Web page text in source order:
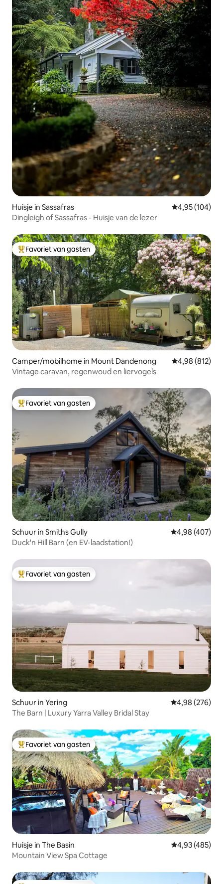
Huisje in Sassafras Gemiddelde
4,95 (104)
Dingleigh of Sassafras - Huisje van de lezer
Topfavoriet van gasten
Favoriet van gasten
Camper/mobilhome in Mount Dandenong Gemiddelde
4,98 (812)
Vintage caravan, regenwoud en liervogels
Topfavoriet van gasten
Favoriet van gasten
Schuur in Smiths Gully Gemiddelde
4,98 (407)
Duck'n Hill Barn (en EV-laadstation!)
Topfavoriet van gasten
Favoriet van gasten
Schuur in Yering Gemiddelde
4,98 (276)
The Barn | Luxury Yarra Valley Bridal Stay
Topfavoriet van gasten
Favoriet van gasten
Huisje in The Basin Gemiddelde
4,93 (485)
Mountain View Spa Cottage